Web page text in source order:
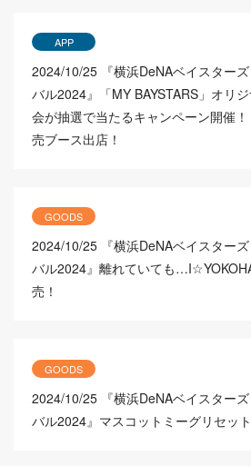
APP
2024/10/25 『横浜DeNAベイスター
バル2024』「MY BAYSTARS」オリ
会が抽選で当たるキャンペーン開催
売ブース出店！
GOODS
2024/10/25 『横浜DeNAベイスター
バル2024』離れていても
売！
GOODS
2024/10/25 『横浜DeNAベイスター
バル2024』マスコットミーグリセッ